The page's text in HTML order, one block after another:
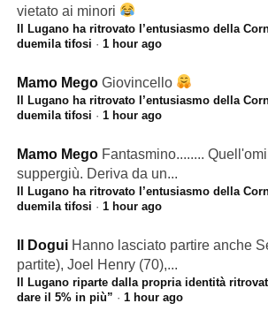
vietato ai minori
Il Lugano ha ritrovato l’entusiasmo della
duemila tifosi · 1 hour ago
Mamo Mego Giovincello
Il Lugano ha ritrovato l’entusiasmo della
duemila tifosi · 1 hour ago
Mamo Mego Fantasmino........
suppergiù. Deriva da un...
Il Lugano ha ritrovato l’entusiasmo della
duemila tifosi · 1 hour ago
Il Dogui Hanno lasciato partire anche
partite), Joel Henry (70),...
Il Lugano riparte dalla propria identità
dare il 5% in più” · 1 hour ago